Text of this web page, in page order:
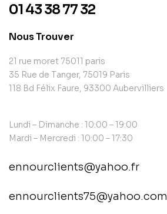
01 43 38 77 32
Nous Trouver
21 rue moret 75011 paris
35 Rue de Tanger, 75019 Paris
118 Bd Félix Faure, 93300 Aubervilliers
Lundi – Dimanche : 10:00 – 19:00
Mardi – Mercredi : 10:00 – 17:30
ennourclients@yahoo.fr
ennourclients75@yahoo.com